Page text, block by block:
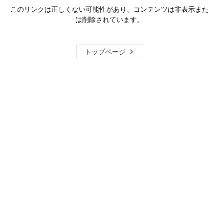
このリンクは正しくない可能性があり、コンテンツは非表示また
は削除されています。
トップページ